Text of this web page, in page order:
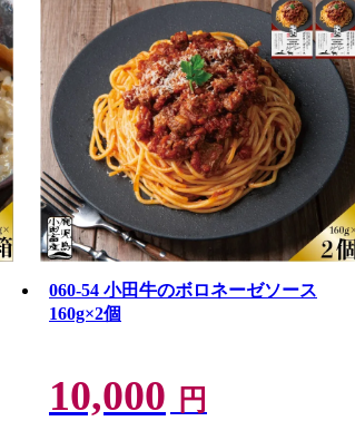
060-54 小田牛のボロネーゼソース
160g×2個
10,000 円